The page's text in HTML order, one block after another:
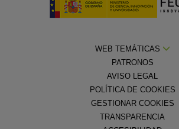
WEB TEMÁTICAS
PATRONOS
AVISO LEGAL
POLÍTICA DE COOKIES
GESTIONAR COOKIES
TRANSPARENCIA